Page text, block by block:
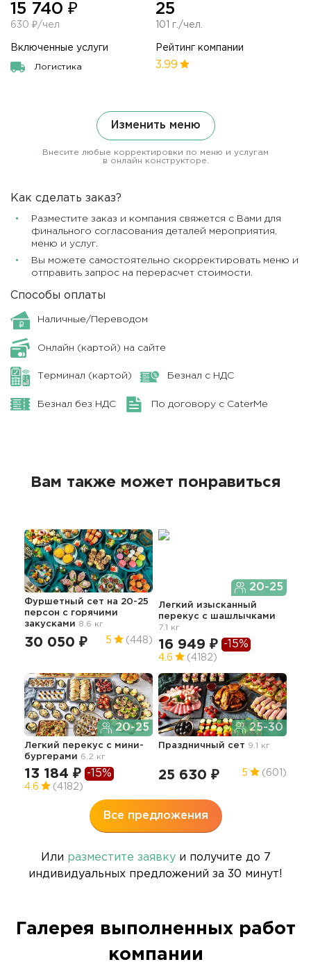
15 740 ₽
630 ₽/чел
25
101 г./чел.
Включенные услуги
Логистика
Рейтинг компании
3.99
Изменить меню
Внесите любые корректировки по меню и услугам
в онлайн конструкторе.
Как сделать заказ?
Разместите заказ и компания свяжется с Вами для
финального согласования деталей мероприятия,
меню и услуг.
Вы можете самостоятельно скорректировать меню и
отправить запрос на перерасчет стоимости.
Способы оплаты
Наличные/Переводом
Онлайн (картой) на сайте
Терминал (картой) Безнал с НДС
Безнал без НДС По договору с CaterMe
Вам также может понравиться
Фуршетный сет на 20-25
персон с горячими
закусками
8.6 кг
30 050 ₽ 5 (448)
20-25
Легкий изысканный
перекус с шашлычками
7.1 кг
16 949 ₽ -15%
4.6 (4182)
20-25
Легкий перекус c мини-
бургерами 6.2 кг
13 184 ₽ -15%
4.6 (4182)
25-30
Праздничный сет 9.1 кг
25 630 ₽ 5 (601)
Все предложения
Или разместите заявкуи получите до 7
индивидуальных предложений за 30 минут!
Галерея выполненных работ
компании